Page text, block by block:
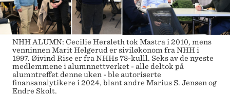
NHH ALUMN: Cecilie Hersleth tok Mastra i 2010, mens
venninnen Marit Helgerud er siviløkonom fra NHH i
1997. Øivind Rise er fra NHHs 78-kulll. Seks av de nyeste
medlemmene i alumnnettverket - alle deltok på
alumntreffet denne uken - ble autoriserte
finansanalytikere i 2024, blant andre Marius S. Jensen og
Endre Skolt.